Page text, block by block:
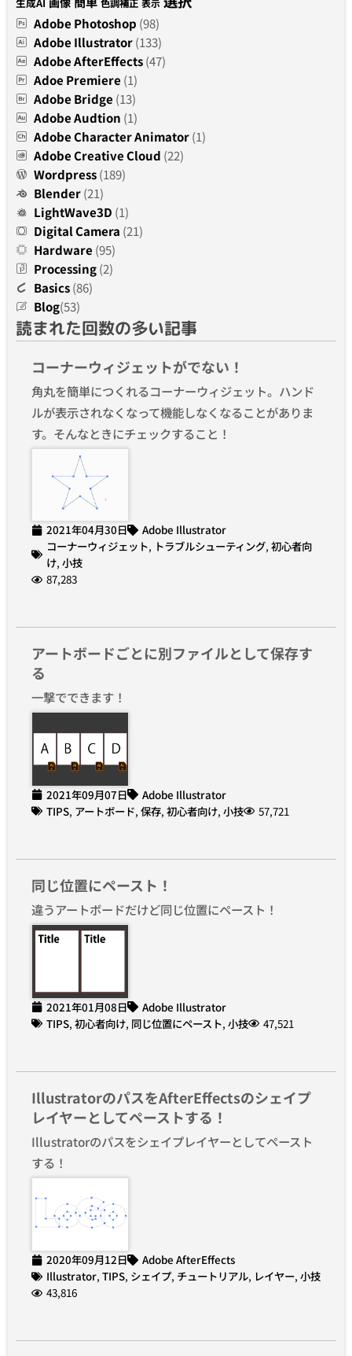
色調補正
Adobe Photoshop (98)
Adobe Illustrator(133)
Adobe AfterEffects(47)
Adoe Premiere (1)
Adobe Bridge (13)
Adobe Audtion (1)
Adobe Character Animator(1)
Adobe Creative Cloud (22)
Wordpress(189)
Blender(21)
LightWave3D (1)
Digital Camera (21)
Hardware (95)
Processing(2)
Basics(86)
Blog(53)
読まれた回数の多い記事
コーナーウィジェットがでない！
角丸を簡単につくれるコーナーウィジェット。ハンド
ルが表示されなくなって機能しなくなることがありま
す。そんなときにチェックすること！
2021年04月30日
Adobe Illustrator
コーナーウィジェット, トラブルシューティング, 初心者向
け, 小技
87,283
アートボードごとに別ファイルとして保存す
る
一撃でできます！
2021年09月07日
Adobe Illustrator
TIPS, アートボード, 保存, 初心者向け, 小技 57,721
同じ位置にペースト！
違うアートボードだけど同じ位置にペースト！
2021年01月08日
Adobe Illustrator
TIPS, 初心者向け, 同じ位置にペースト, 小技 47,521
IllustratorのパスをAfterEffectsのシェイプ
レイヤーとしてペーストする！
Illustratorのパスをシェイプレイヤーとしてペースト
する！
2020年09月12日
Adobe AfterEffects
Illustrator, TIPS, シェイプ, チュートリアル, レイヤー, 小技
43,816